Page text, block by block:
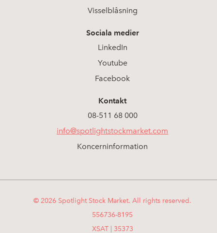
Visselblåsning
Sociala medier
LinkedIn
Youtube
Facebook
Kontakt
08-511 68 000
info@spotlightstockmarket.com
Koncerninformation
© 2026 Spotlight Stock Market. All rights reserved.
556736-8195
XSAT | 35373